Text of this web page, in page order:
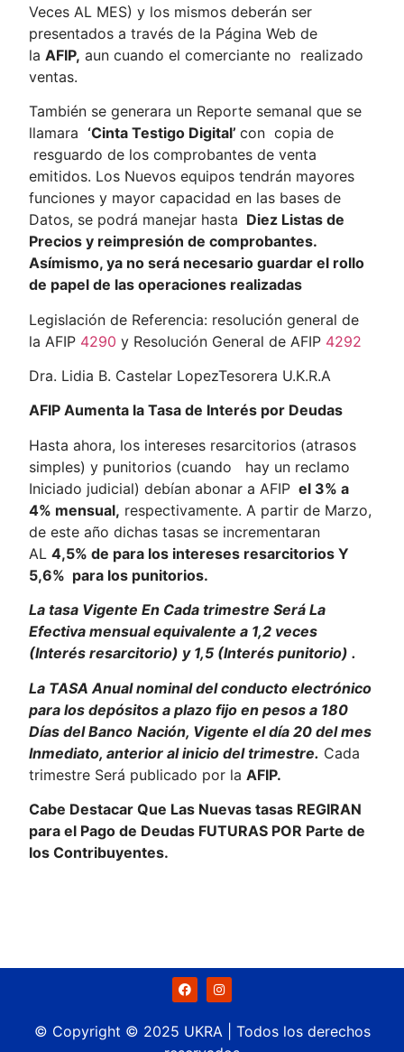
Veces AL MES) y los mismos deberán ser
presentados a través de la Página Web de
laAFIP, aun cuando el comerciante no realizado
ventas.
También se generara un Reporte semanal que se
llamara‘Cinta Testigo Digital’con copia de
resguardo de los comprobantes de venta
emitidos. Los Nuevos equipos tendrán mayores
funciones y mayor capacidad en las bases de
Datos, se podrá manejar hasta Diez Listas de
Precios y reimpresión de comprobantes.
Asímismo, ya no será necesario guardar el rollo
de papel de las operaciones realizadas
Legislación de Referencia: resolución general de
la AFIP 4290 y Resolución General de AFIP 4292
Dra. Lidia B. Castelar LopezTesorera U.K.R.A
AFIP Aumenta la Tasa de Interés por Deudas
Hasta ahora, los intereses resarcitorios (atrasos
simples) y punitorios (cuando hay un reclamo
Iniciado judicial) debían abonar a AFIP el 3% a
4% mensual, respectivamente. A partir de Marzo,
de este año dichas tasas se incrementaran
AL4,5% de para los intereses resarcitorios Y
5,6% para los punitorios.
La tasa Vigente En Cada trimestre Será La
Efectiva mensual equivalente a 1,2 veces
(Interés resarcitorio) y 1,5 (Interés punitorio) .
La TASA Anual nominal del conducto electrónico
para los depósitos a plazo fijo en pesos a 180
Días del Banco Nación, Vigente el día 20 del mes
Inmediato, anterior al inicio del trimestre. Cada
trimestre Será publicado por laAFIP.
Cabe Destacar Que Las Nuevas tasas REGIRAN
para el Pago de Deudas FUTURAS POR Parte de
los Contribuyentes.
© Copyright © 2025 UKRA | Todos los derechos